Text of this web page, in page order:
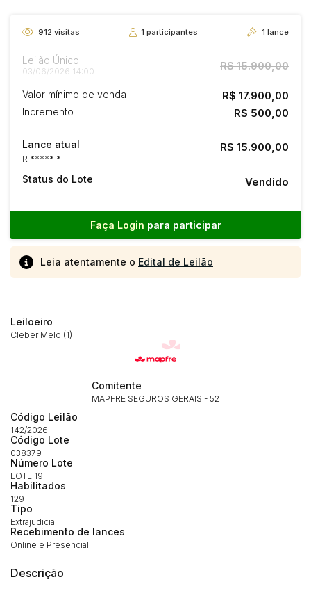
912 visitas 1participantes 1 lance
Leilão Único
03/06/2026 14:00 R$ 15.900,00
Valor mínimo de venda R$ 17.900,00
Incremento R$ 500,00
Lance atual
R ***** *
R$ 15.900,00
Status do Lote Vendido
Faça Login para participar
Leia atentamente o Edital de Leilão
Leiloeiro
Cleber Melo (1)
Comitente
MAPFRE SEGUROS GERAIS - 52
Código Leilão
142/2026
Código Lote
038379
Número Lote
LOTE 19
Habilitados
129
Tipo
Extrajudicial
Recebimento de lances
Online e Presencial
Descrição
Envie sua Proposta
(Art. 895, CPC)
Histórico de Propostas
Clique aqui para fazer login
Habilite-se para efetuar lances ou
propostas